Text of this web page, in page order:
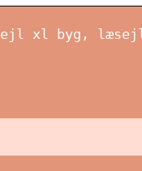
xl byg,